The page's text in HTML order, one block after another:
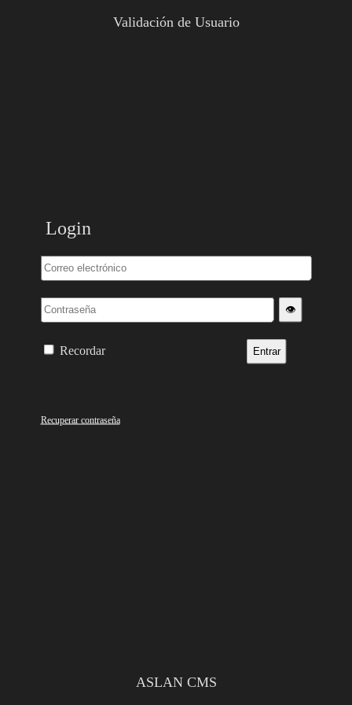
Validación de Usuario
Login
👁️
Recordar Entrar
Recuperar contraseña
ASLAN CMS